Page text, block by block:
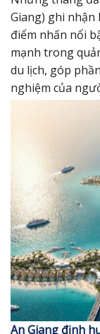
Giang) ghi
điểm nhấn nổi
mạnh trong
du lịch, góp
nghiệm của
An Giang định